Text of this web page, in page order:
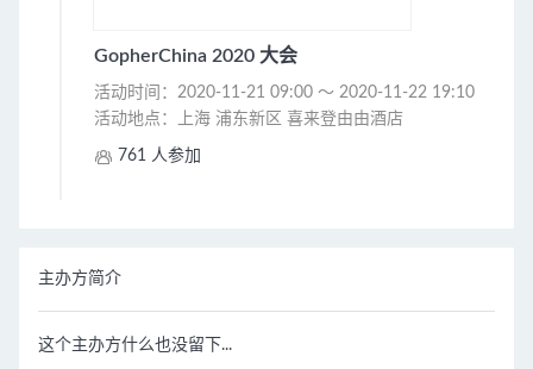
GopherChina 2020 大会
活动时间：2020-11-21 09:00 ～ 2020-11-22 19:10
活动地点：上海 浦东新区 喜来登由由酒店
 761 人参加
主办方简介
这个主办方什么也没留下...